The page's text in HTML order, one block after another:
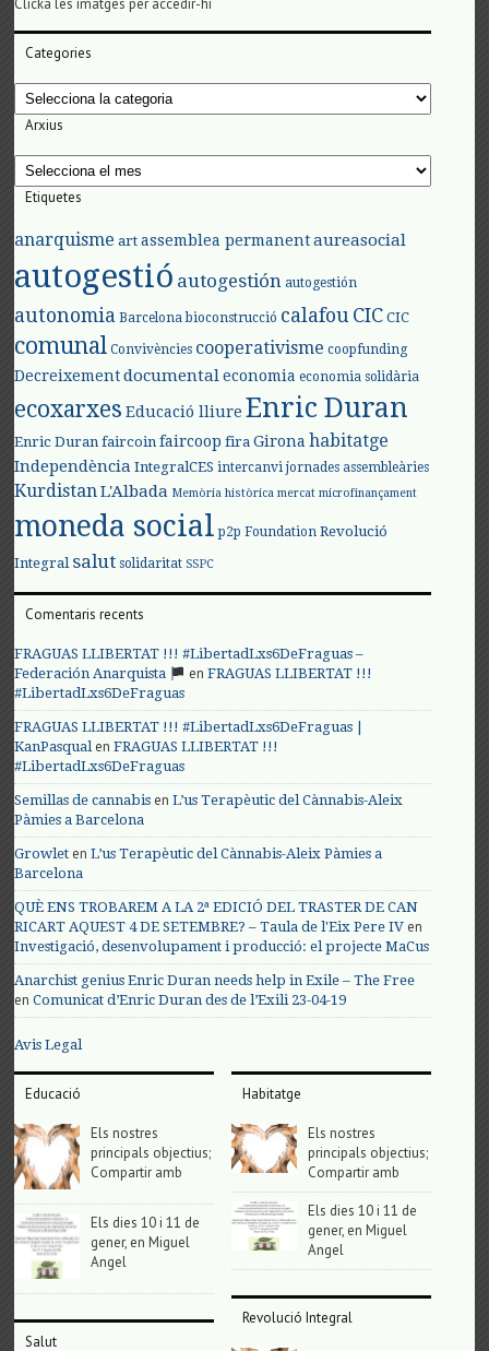
Clicka les imatges per accedir-hi
Categories
Categories
Arxius
Arxius
Etiquetes
anarquisme art assemblea permanent aureasocial
autogestió autogestión autogestión
autonomia Barcelona bioconstrucció calafouCIC CIC
comunal Convivències cooperativisme coopfunding
Decreixement documental economia economia solidària
ecoxarxes Educació lliure Enric Duran
Enric Duran faircoin faircoop fira Girona habitatge
Independència IntegralCES intercanvi jornades assembleàries
KurdistanL'Albada Memòria històrica mercat microfinançament
moneda social p2p Foundation Revolució
Integral salut solidaritat SSPC
Comentaris recents
FRAGUAS LLIBERTAT !!! #LibertadLxs6DeFraguas –
Federación Anarquista
enFRAGUAS LLIBERTAT !!!
#LibertadLxs6DeFraguas
FRAGUAS LLIBERTAT !!! #LibertadLxs6DeFraguas |
KanPasqualenFRAGUAS LLIBERTAT !!!
#LibertadLxs6DeFraguas
Semillas de cannabis enL’us Terapèutic del Cànnabis-Aleix
Pàmies a Barcelona
Growlet enL’us Terapèutic del Cànnabis-Aleix Pàmies a
Barcelona
QUÈ ENS TROBAREM A LA 2ª EDICIÓ DEL TRASTER DE CAN
RICART AQUEST 4 DE SETEMBRE? – Taula de l'Eix Pere IV en
Investigació, desenvolupament i producció: el projecte MaCus
Anarchist genius Enric Duran needs help in Exile – The Free
enComunicat d’Enric Duran des de l’Exili 23-04-19
Avis Legal
Educació
Els nostres
principals objectius;
Compartir amb
Els dies 10 i 11 de
gener, en Miguel
Angel
Salut
Habitatge
Els nostres
principals objectius;
Compartir amb
Els dies 10 i 11 de
gener, en Miguel
Angel
Revolució Integral